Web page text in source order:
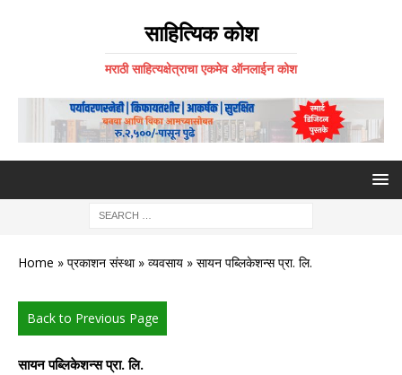
साहित्यिक कोश
मराठी साहित्यक्षेत्राचा एकमेव ऑनलाईन कोश
Home » प्रकाशन संस्था» व्यवसाय » सायन पब्लिकेशन्स प्रा. लि.
Back to Previous Page
सायन पब्लिकेशन्स प्रा. लि.